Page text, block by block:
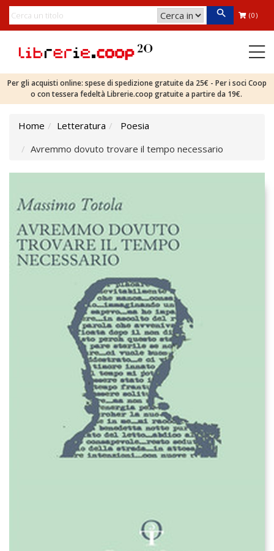
(0)
Per gli acquisti online: spese di spedizione gratuite da 25€ - Per i soci Coop
o con tessera fedeltà Librerie.coop gratuite a partire da 19€.
Home Letteratura
Poesia
Avremmo dovuto trovare il tempo necessario